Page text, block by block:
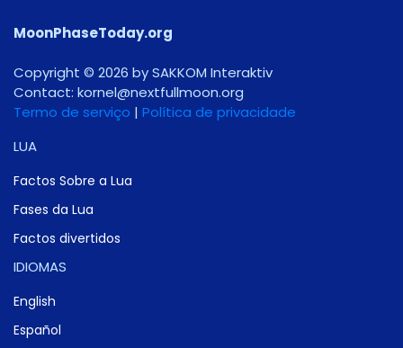
MoonPhaseToday.org
Copyright © 2026 by SAKKOM Interaktiv
Contact: gro.noomlluftxen@lenrok
Termo de serviço | Política de privacidade
LUA
Factos Sobre a Lua
Fases da Lua
Factos divertidos
IDIOMAS
English
Español